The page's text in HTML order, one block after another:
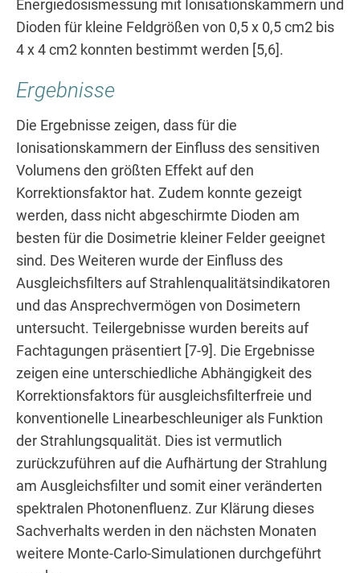
Energiedosismessung mit Ionisationskammern und
Dioden für kleine Feldgrößen von 0,5 x 0,5 cm2 bis
4 x 4 cm2 konnten bestimmt werden [5,6].
Ergebnisse
Die Ergebnisse zeigen, dass für die
Ionisationskammern der Einfluss des sensitiven
Volumens den größten Effekt auf den
Korrektionsfaktor hat. Zudem konnte gezeigt
werden, dass nicht abgeschirmte Dioden am
besten für die Dosimetrie kleiner Felder geeignet
sind. Des Weiteren wurde der Einfluss des
Ausgleichsfilters auf Strahlenqualitätsindikatoren
und das Ansprechvermögen von Dosimetern
untersucht. Teilergebnisse wurden bereits auf
Fachtagungen präsentiert [7-9]. Die Ergebnisse
zeigen eine unterschiedliche Abhängigkeit des
Korrektionsfaktors für ausgleichsfilterfreie und
konventionelle Linearbeschleuniger als Funktion
der Strahlungsqualität. Dies ist vermutlich
zurückzuführen auf die Aufhärtung der Strahlung
am Ausgleichsfilter und somit einer veränderten
spektralen Photonenfluenz. Zur Klärung dieses
Sachverhalts werden in den nächsten Monaten
weitere Monte-Carlo-Simulationen durchgeführt